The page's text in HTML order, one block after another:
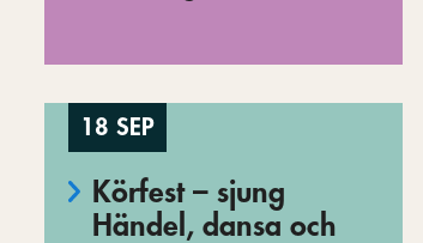
18 SEP
Körfest – sjung
Händel, dansa och